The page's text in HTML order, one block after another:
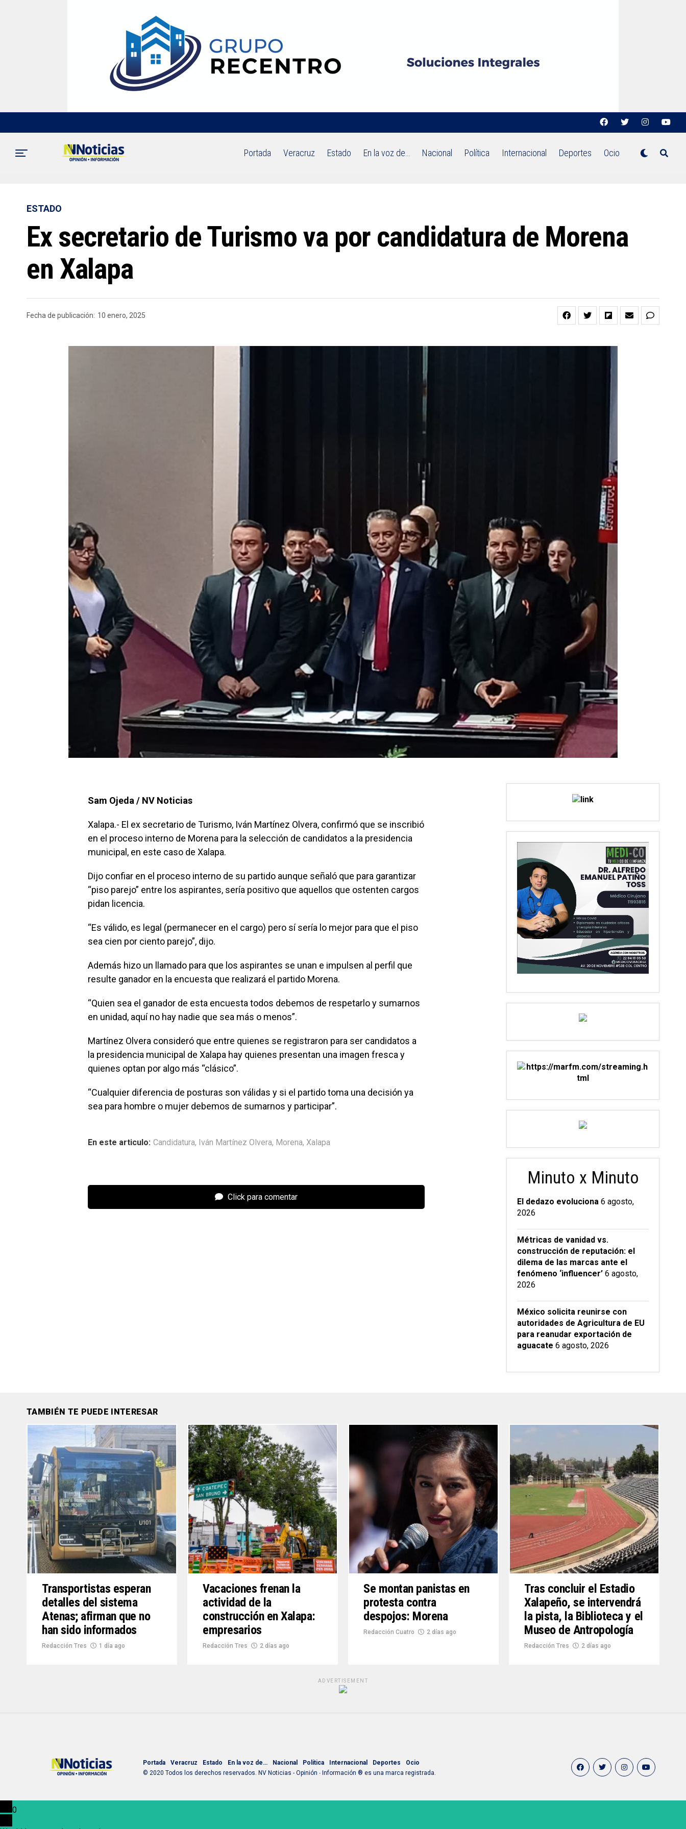
Portada Veracruz Estado En la voz de… Nacional Política Internacional Deportes Ocio
ESTADO
Ex secretario de Turismo va por candidatura de Morena
en Xalapa
Fecha de publicación: 10 enero, 2025
Sam Ojeda / NV Noticias
Xalapa.- El ex secretario de Turismo, Iván Martínez Olvera, confirmó que se inscribió
en el proceso interno de Morena para la selección de candidatos a la presidencia
municipal, en este caso de Xalapa.
Dijo confiar en el proceso interno de su partido aunque señaló que para garantizar
“piso parejo” entre los aspirantes, sería positivo que aquellos que ostenten cargos
pidan licencia.
“Es válido, es legal (permanecer en el cargo) pero sí sería lo mejor para que el piso
sea cien por ciento parejo”, dijo.
Además hizo un llamado para que los aspirantes se unan e impulsen al perfil que
resulte ganador en la encuesta que realizará el partido Morena.
“Quien sea el ganador de esta encuesta todos debemos de respetarlo y sumarnos
en unidad, aquí no hay nadie que sea más o menos”.
Martínez Olvera consideró que entre quienes se registraron para ser candidatos a
la presidencia municipal de Xalapa hay quienes presentan una imagen fresca y
quienes optan por algo más “clásico”.
“Cualquier diferencia de posturas son válidas y si el partido toma una decisión ya
sea para hombre o mujer debemos de sumarnos y participar”.
En este articulo: Candidatura, Iván Martínez Olvera, Morena, Xalapa
Click para comentar
Minuto x Minuto
El dedazo evoluciona 6 agosto,
2026
Métricas de vanidad vs.
construcción de reputación: el
dilema de las marcas ante el
fenómeno ‘influencer’ 6 agosto,
2026
México solicita reunirse con
autoridades de Agricultura de EU
para reanudar exportación de
aguacate 6 agosto, 2026
TAMBIÉN TE PUEDE INTERESAR
Transportistas esperan
detalles del sistema
Atenas; afirman que no
han sido informados
Redacción Tres 1 día ago
Vacaciones frenan la
actividad de la
construcción en Xalapa:
empresarios
Redacción Tres 2 días ago
Se montan panistas en
protesta contra
despojos: Morena
Redacción Cuatro 2 días ago
Tras concluir el Estadio
Xalapeño, se intervendrá
la pista, la Biblioteca y el
Museo de Antropología
Redacción Tres 2 días ago
ADVERTISEMENT
Portada Veracruz Estado En la voz de… Nacional Política Internacional Deportes
Ocio
© 2020 Todos los derechos reservados. NV Noticias - Opinión ∙ Información ® es una marca registrada.
0